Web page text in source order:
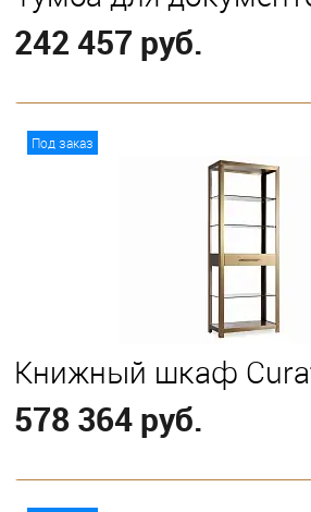
242 457 руб.
Под заказ
Книжный шкаф
578 364 руб.